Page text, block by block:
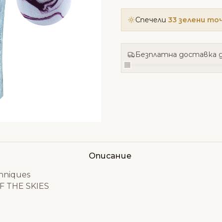
Спечели 33 зелени
Безплатна доставка
Описание
SKIES